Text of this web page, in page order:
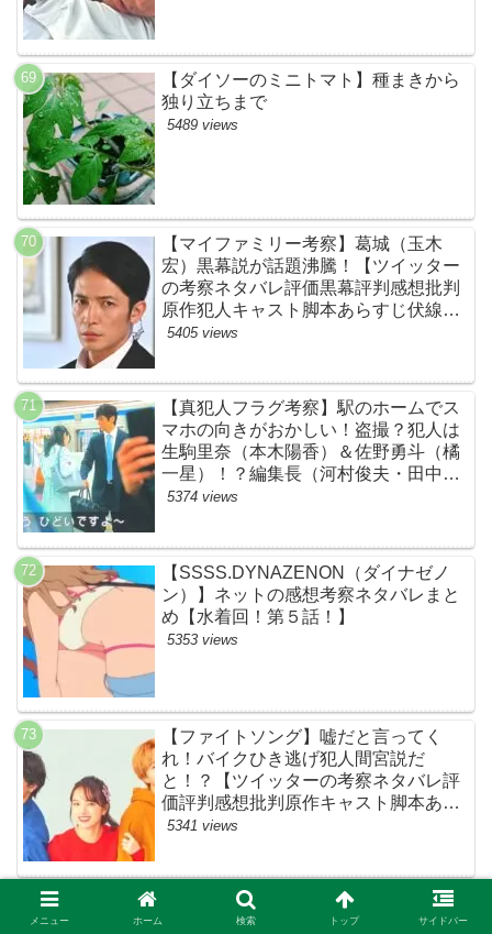
【ダイソーのミニトマト】種まきから
独り立ちまで
5489 views
【マイファミリー考察】葛城（玉木
宏）黒幕説が話題沸騰！【ツイッター
の考察ネタバレ評価黒幕評判感想批判
原作犯人キャスト脚本あらすじ伏線ま
とめ】
5405 views
【真犯人フラグ考察】駅のホームでス
マホの向きがおかしい！盗撮？犯人は
生駒里奈（本木陽香）＆佐野勇斗（橘
一星）！？編集長（河村俊夫・田中哲
司説も？【ネット・ツイッターの考察
5374 views
【SSSS.DYNAZENON（ダイナゼノ
ン）】ネットの感想考察ネタバレまと
め【水着回！第５話！】
5353 views
【ファイトソング】嘘だと言ってく
れ！バイクひき逃げ犯人間宮説だ
と！？【ツイッターの考察ネタバレ評
価評判感想批判原作キャスト脚本あら
すじ伏線まとめ犯人黒幕・ドラマ・交
5341 views
【すとぷり】1ミリも面白くないと話
題に！【ツイッターの考察ネタバレ評
メニュー ホーム 検索 トップ サイドバー